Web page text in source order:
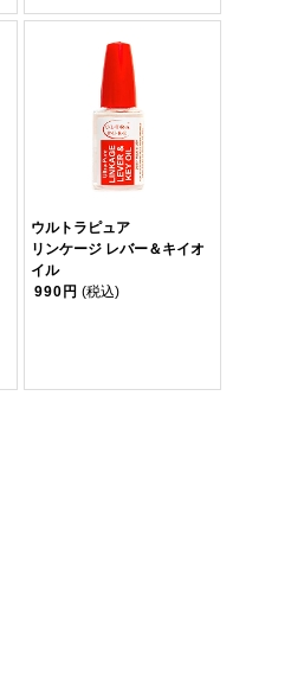
ウルトラピュア
リンケージ レバー＆キイオ
イル
990円 (税込)